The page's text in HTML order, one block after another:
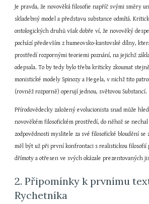
Je pravda, že novověká filosofie napříč svými směry
skladebný model a představu substance odmítá.
ontologických druhů však dobře ví, že novověký
pochází především z humeovsko-kantovské dílny,
prostředí rozpornými teoriemi poznání, na jejichž
odepsala. To by tedy bylo třeba kriticky zkoumat
monistické modely Spinozy a Hegela, v nichž tito
(rovněž rozporně) operují jednou, světovou Substancí.
Přírodovědecky založený evolucionista snad může
novověkém filosofickém prostředí, do něhož se
zodpovědnosti myslitele za své filosofické bloudění se
měl být už při první konfrontaci s realistickou filosofií
dřímoty a otřesen ve svých okázale prezentovaných
2. Připomínky k prvnímu
Rychetníka